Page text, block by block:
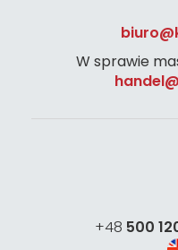
W sprawie
+48 500